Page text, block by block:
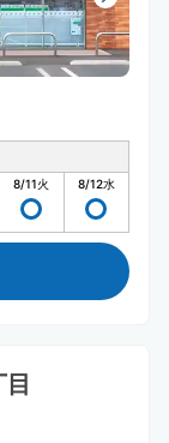
8/11火 8/12水